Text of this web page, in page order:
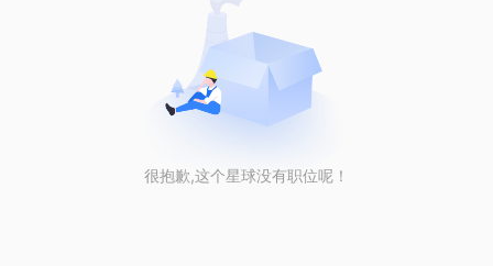
很抱歉,这个星球没有职位呢！